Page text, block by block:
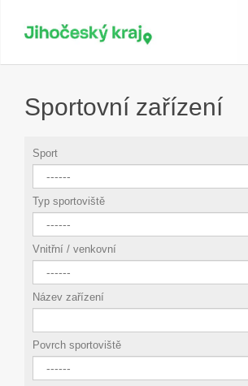
Sportovní zařízení
Sport
Typ sportoviště
Vnitřní / venkovní
Název zařízení
Povrch sportoviště